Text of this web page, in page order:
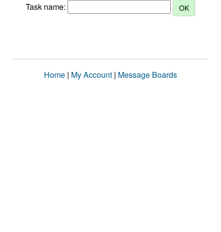
Task name:
Home | My Account | Message Boards